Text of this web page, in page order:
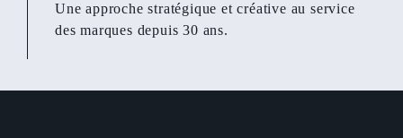
Une approche stratégique et créative au service
des marques depuis 30 ans.